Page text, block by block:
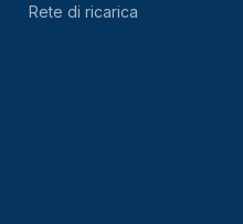
Rete di ricarica